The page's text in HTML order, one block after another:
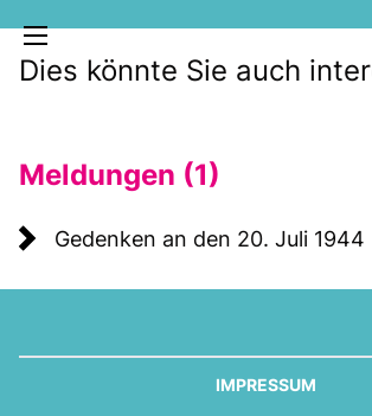
SOZIALE MEDIEN
KLARTEXT
Dies könnte Sie auch
Meldungen (1)
Gedenken an den 20. Juli 1944
IMPRESSUM